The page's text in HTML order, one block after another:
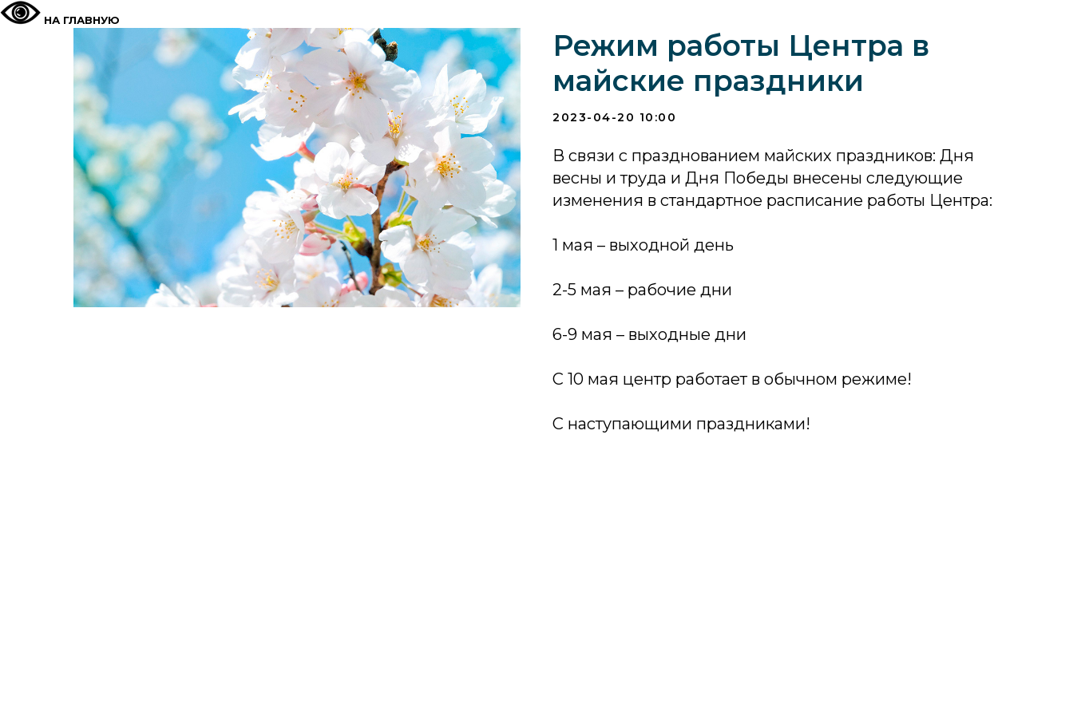
НА ГЛАВНУЮ
Режим работы Центра в
майские праздники
2023-04-20 10:00
В связи с празднованием майских праздников: Дня
весны и труда и Дня Победы внесены следующие
изменения в стандартное расписание работы Центра:
1 мая – выходной день
2-5 мая – рабочие дни
6-9 мая – выходные дни
С 10 мая центр работает в обычном режиме!
С наступающими праздниками!